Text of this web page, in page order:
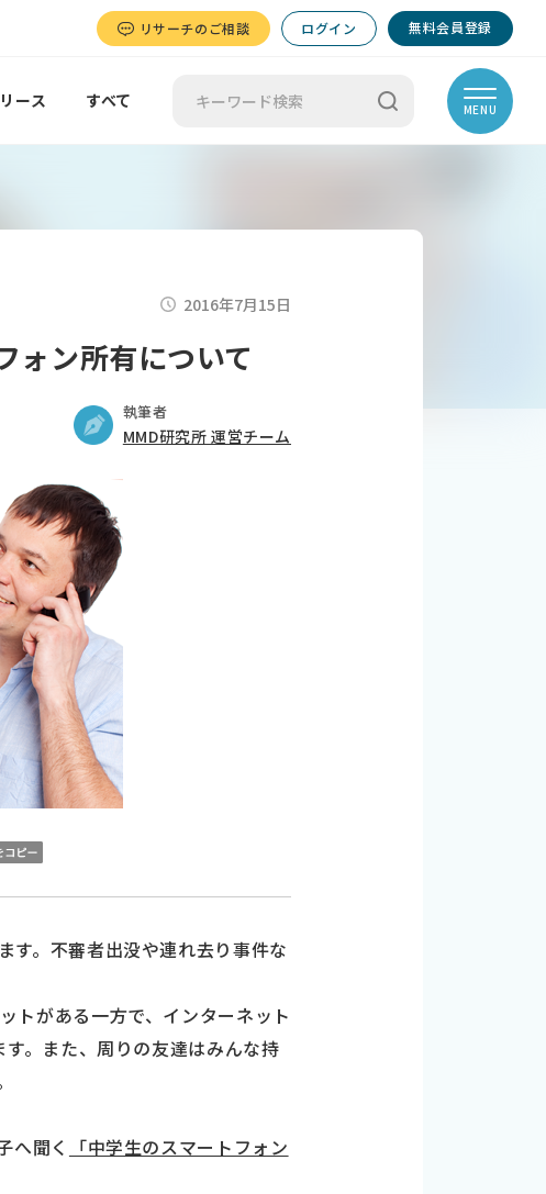
リサーチのご相談 ログイン 無料会員登録
ース すべて MENU
2016年7月15日
ォン所有について
執筆者
MMD研究所 運営チーム
す。不審者出没や連れ去り事件な
トがある一方で、インターネット
。また、周りの友達はみんな持
へ聞く
「中学生のスマートフォン